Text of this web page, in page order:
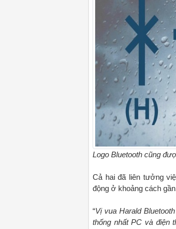
Logo Bluetooth cũng
Cả hai đã liên tưởng
động ở khoảng cách
“Vị vua Harald
thống nhất PC và điện